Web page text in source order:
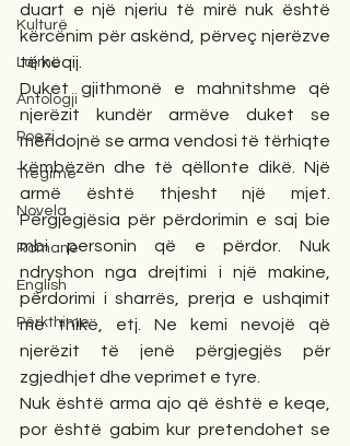
Kulturë
Lajme
Antologji
Poezi
Tregime
Novela
Romane
English
Përkthime
duart e një njeriu të mirë nuk është
kërcënim për askënd, përveç njerëzve
të këqij.
Duket gjithmonë e mahnitshme që
njerëzit kundër armëve duket se
mendojnë se arma vendosi të tërhiqte
këmbëzën dhe të qëllonte dikë. Një
armë është thjesht një mjet.
Përgjegjësia për përdorimin e saj bie
mbi personin që e përdor. Nuk
ndryshon nga drejtimi i një makine,
përdorimi i sharrës, prerja e ushqimit
me thikë, etj. Ne kemi nevojë që
njerëzit të jenë përgjegjës për
zgjedhjet dhe veprimet e tyre.
Nuk është arma ajo që është e keqe,
por është gabim kur pretendohet se